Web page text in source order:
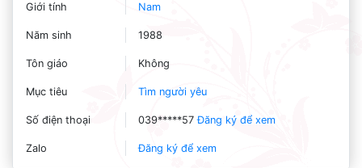
Giới tính Nam
Năm sinh 1988
Tôn giáo Không
Mục tiêu Tìm người yêu
Số điện thoại 039*****57Đăng ký để xem
Zalo Đăng ký để xem